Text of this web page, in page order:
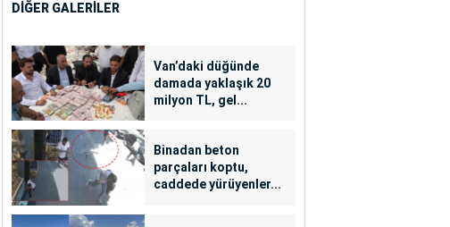
DİĞER GALERİLER
Van’daki düğünde
damada yaklaşık 20
milyon TL, gel...
Binadan beton
parçaları koptu,
caddede yürüyenler...